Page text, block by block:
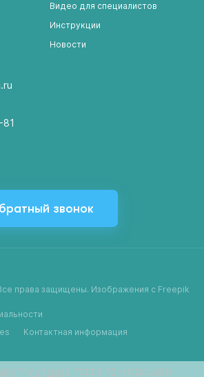
Видео для специалистов
Инструкции
Новости
звонок
права защищены. Изображения с Freepik
Контактная информация